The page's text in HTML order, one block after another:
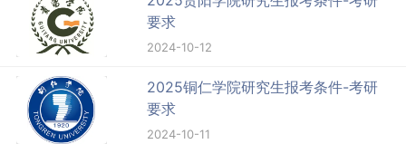
要求
2024-10-12
2025铜仁学院研究生报考条件-考研
要求
2024-10-11